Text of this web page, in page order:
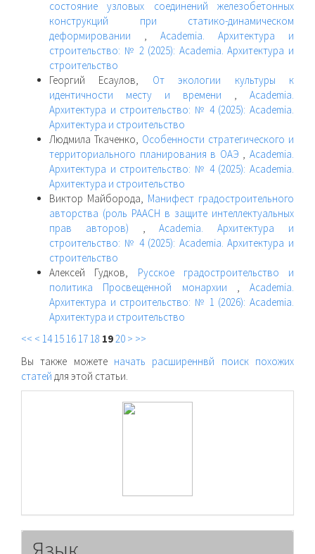
состояние узловых соединений железобетонных
конструкций при статико-динамическом
деформировании , Academia. Архитектура и
строительство: № 2 (2025): Academia. Архитектура и
строительство
Георгий Есаулов, От экологии культуры к
идентичности месту и времени , Academia.
Архитектура и строительство: № 4 (2025): Academia.
Архитектура и строительство
Людмила Ткаченко, Особенности стратегического и
территориального планирования в ОАЭ ,Academia.
Архитектура и строительство: № 4 (2025): Academia.
Архитектура и строительство
Виктор Майборода, Манифест градостроительного
авторства (роль РААСН в защите интеллектуальных
прав авторов) ,Academia. Архитектура и
строительство: № 4 (2025): Academia. Архитектура и
строительство
Алексей Гудков, Русское градостроительство и
политика Просвещенной монархии , Academia.
Архитектура и строительство: № 1 (2026): Academia.
Архитектура и строительство
<< < 14 15 16 17 18 1920 > >>
Вы также можете начать расширеннвй поиск похожих
статей для этой статьи.